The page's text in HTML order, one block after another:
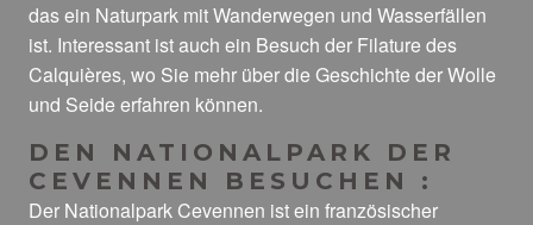
das ein Naturpark mit Wanderwegen und Wasserfällen
ist. Interessant ist auch ein Besuch der Filature des
Calquières, wo Sie mehr über die Geschichte der Wolle
und Seide erfahren können.
DEN NATIONALPARK DER
CEVENNEN BESUCHEN :
Der Nationalpark Cevennen ist ein französischer